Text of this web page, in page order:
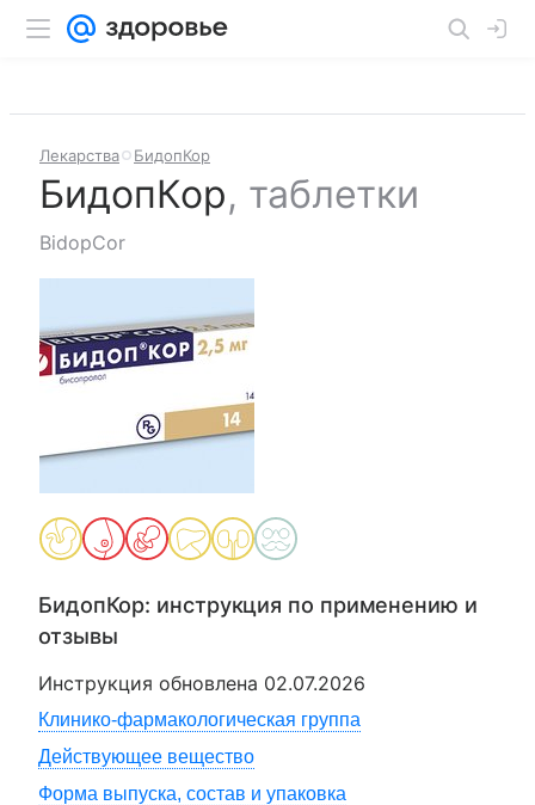
Лекарства БидопКор
БидопКор, таблетки
BidopCor
БидопКор: инструкция по применению и
отзывы
Инструкция обновлена 02.07.2026
Клинико-фармакологическая группа
Действующее вещество
Форма выпуска, состав и упаковка